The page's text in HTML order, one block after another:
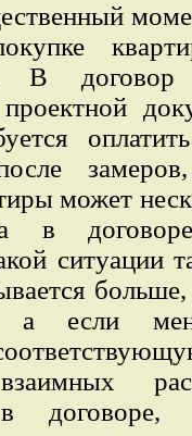
В договор
может
в
ситуации
больше,
а если
в